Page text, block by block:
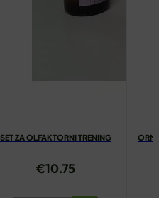
SET ZA OLFAKTORNI TRENING
€10.75